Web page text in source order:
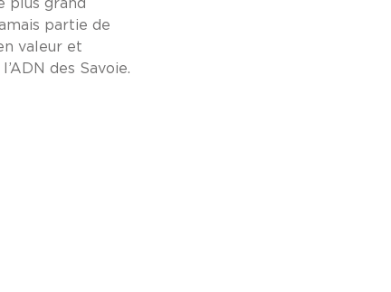
plus grand
partie de
valeur et
des Savoie.